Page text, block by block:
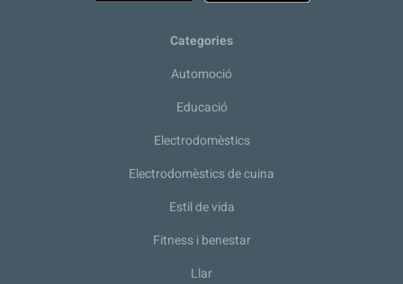
Categories
Automoció
Educació
Electrodomèstics
Electrodomèstics de cuina
Estil de vida
Fitness i benestar
Llar